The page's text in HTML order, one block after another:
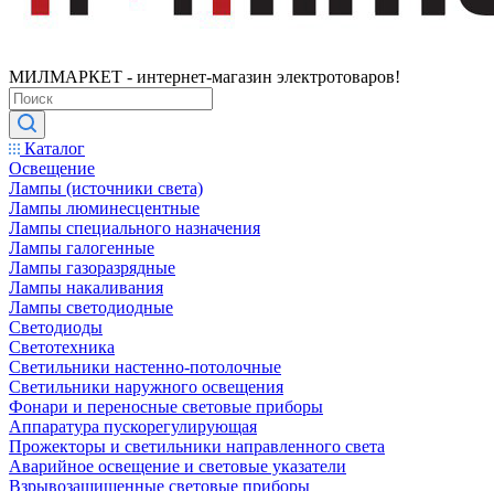
МИЛМАРКЕТ - интернет-магазин электротоваров!
Каталог
Освещение
Лампы (источники света)
Лампы люминесцентные
Лампы специального назначения
Лампы галогенные
Лампы газоразрядные
Лампы накаливания
Лампы светодиодные
Светодиоды
Светотехника
Светильники настенно-потолочные
Светильники наружного освещения
Фонари и переносные световые приборы
Аппаратура пускорегулирующая
Прожекторы и светильники направленного света
Аварийное освещение и световые указатели
Взрывозащищенные световые приборы